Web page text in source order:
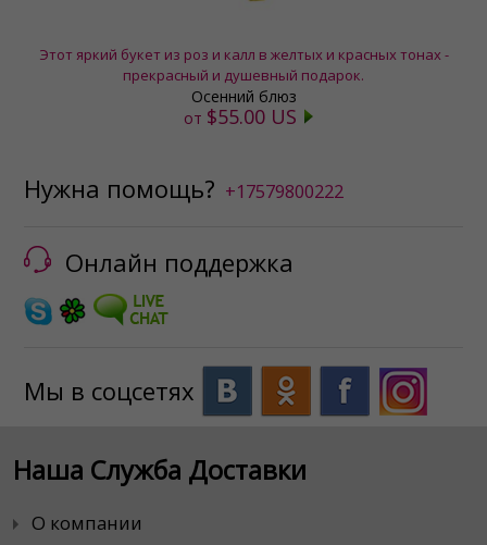
Этот яркий букет из роз и калл в желтых и красных тонах -
прекрасный и душевный подарок.
Осенний блюз
от $55.00 US
Нужна помощь? +17579800222
Онлайн поддержка
Мы в соцсетях
Наша Служба Доставки
О компании